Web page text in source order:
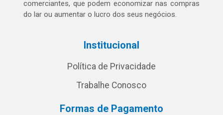
comerciantes, que podem economizar nas compras
do lar ou aumentar o lucro dos seus negócios.
Institucional
Política de Privacidade
Trabalhe Conosco
Formas de Pagamento